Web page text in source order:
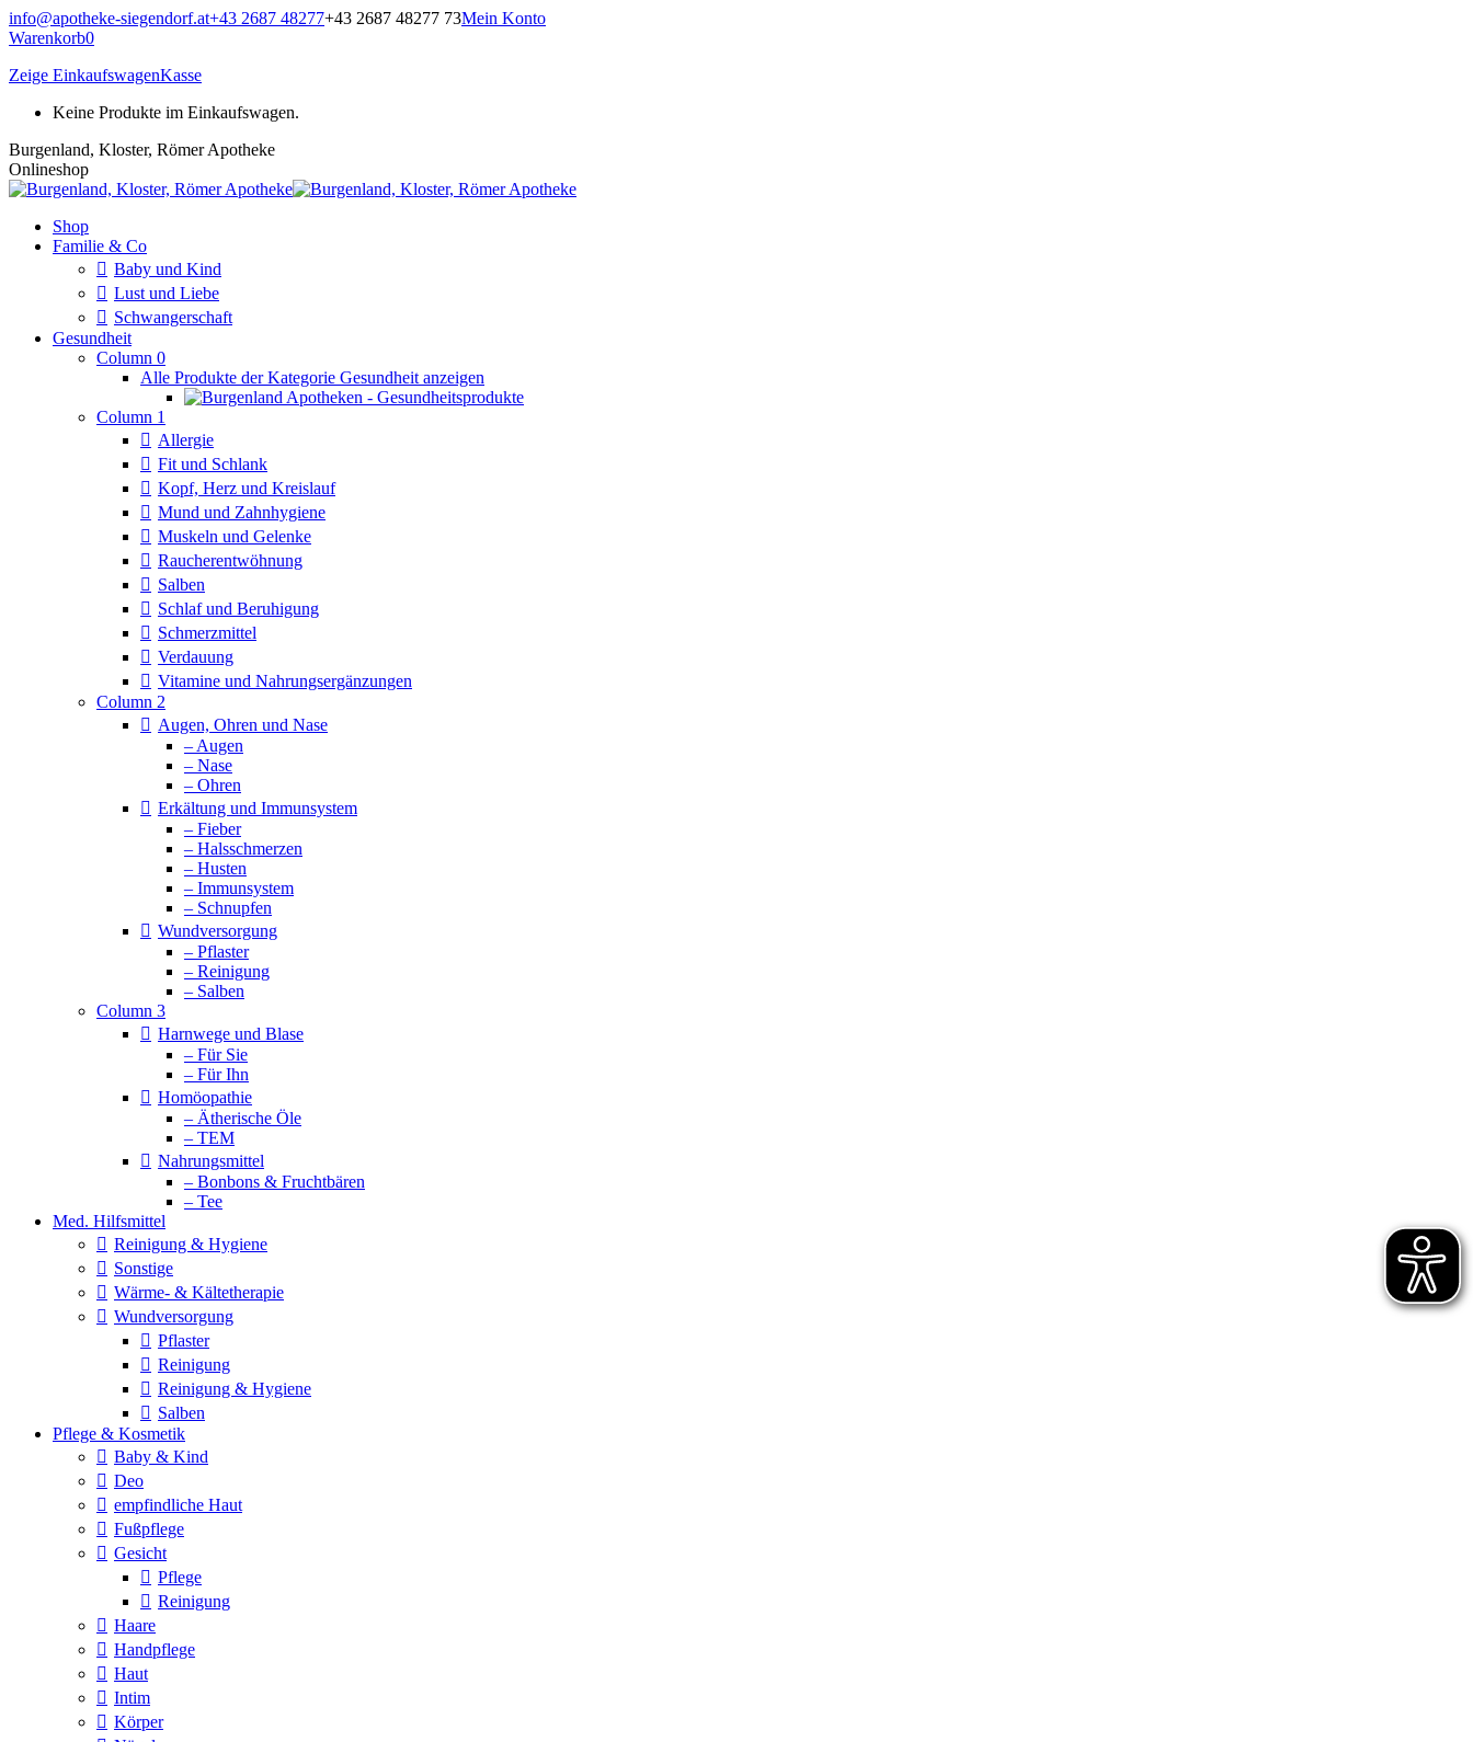
Zum
Inhalt
info@apotheke-siegendorf.at+43 2687 48277+43 2687 48277 73Mein Konto
Warenkorb0
Zeige EinkaufswagenKasse
Keine Produkte im Einkaufswagen.
Burgenland, Kloster, Römer Apotheke
Onlineshop
Shop
Familie & Co
Baby und Kind
Lust und Liebe
Schwangerschaft
Gesundheit
Column 0
Alle Produkte der Kategorie Gesundheit anzeigen
Column 1
Allergie
Fit und Schlank
Kopf, Herz und Kreislauf
Mund und Zahnhygiene
Muskeln und Gelenke
Raucherentwöhnung
Salben
Schlaf und Beruhigung
Schmerzmittel
Verdauung
Vitamine und Nahrungsergänzungen
Column 2
Augen, Ohren und Nase
– Augen
– Nase
– Ohren
Erkältung und Immunsystem
– Fieber
– Halsschmerzen
– Husten
– Immunsystem
– Schnupfen
Wundversorgung
– Pflaster
– Reinigung
– Salben
Column 3
Harnwege und Blase
– Für Sie
– Für Ihn
Homöopathie
– Ätherische Öle
– TEM
Nahrungsmittel
– Bonbons & Fruchtbären
– Tee
Med. Hilfsmittel
Reinigung & Hygiene
Sonstige
Wärme- & Kältetherapie
Wundversorgung
Pflaster
Reinigung
Reinigung & Hygiene
Salben
Pflege & Kosmetik
Baby & Kind
Deo
empfindliche Haut
Fußpflege
Gesicht
Pflege
Reinigung
Haare
Handpflege
Haut
Intim
Körper